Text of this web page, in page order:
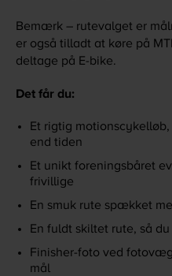
Bemærk – rutevalget er
er også tilladt at køre på
deltage på E-bike.
Det får du:
Et rigtig
end tiden
Et unikt foreningsbåret
frivillige
En smuk rute spækket
En fuldt skiltet rute, så
Finisher-foto ved
mål